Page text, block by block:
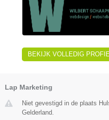
BEKIJK VOLLEDIG
Lap Marketing
Niet gevestigd in de plaats
Gelderland.